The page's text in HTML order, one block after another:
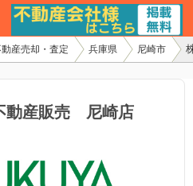
産売却・査定 兵庫県 尼崎市
動産販売 尼崎店
会社様